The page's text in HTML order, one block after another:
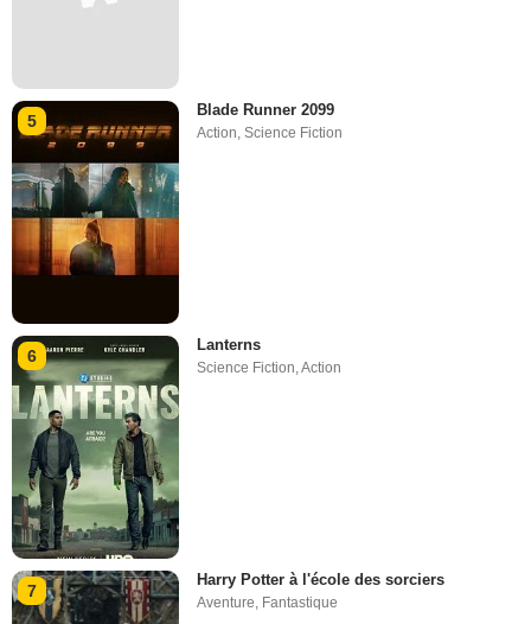
5
Blade Runner 2099
Action ,Science Fiction
6
Lanterns
Science Fiction,Action
7
Harry Potter à l'école des sorciers
Aventure, Fantastique